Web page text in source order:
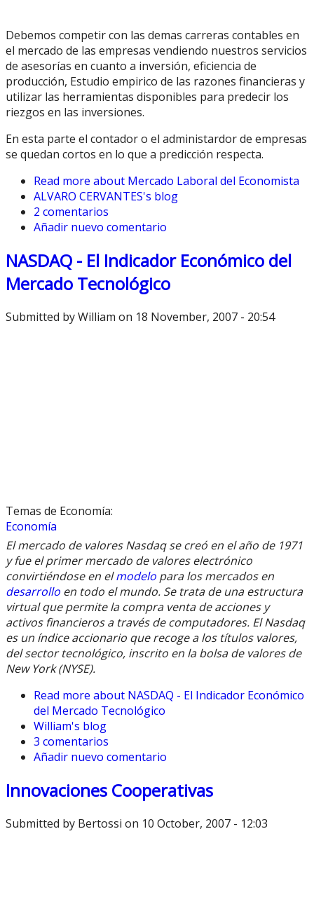
Debemos competir con las demas carreras contables en
el mercado de las empresas vendiendo nuestros servicios
de asesorías en cuanto a inversión, eficiencia de
producción, Estudio empirico de las razones financieras y
utilizar las herramientas disponibles para predecir los
riezgos en las inversiones.
En esta parte el contador o el administardor de empresas
se quedan cortos en lo que a predicción respecta.
Read more about Mercado Laboral del Economista
ALVARO CERVANTES's blog
2 comentarios
Añadir nuevo comentario
NASDAQ - El Indicador Económico del
Mercado Tecnológico
Submitted byWilliam on 18 November, 2007 - 20:54
Temas de Economía:
Economía
El mercado de valores Nasdaq se creó en el año de 1971
y fue el primer mercado de valores electrónico
convirtiéndose en elmodelo para los mercados en
desarrollo en todo el mundo. Se trata de una estructura
virtual que permite la compra venta de acciones y
activos financieros a través de computadores. El Nasdaq
es un índice accionario que recoge a los títulos valores,
del sector tecnológico, inscrito en la bolsa de valores de
New York (NYSE).
Read more about NASDAQ - El Indicador Económico
del Mercado Tecnológico
William's blog
3 comentarios
Añadir nuevo comentario
Innovaciones Cooperativas
Submitted by Bertossi on 10 October, 2007 - 12:03